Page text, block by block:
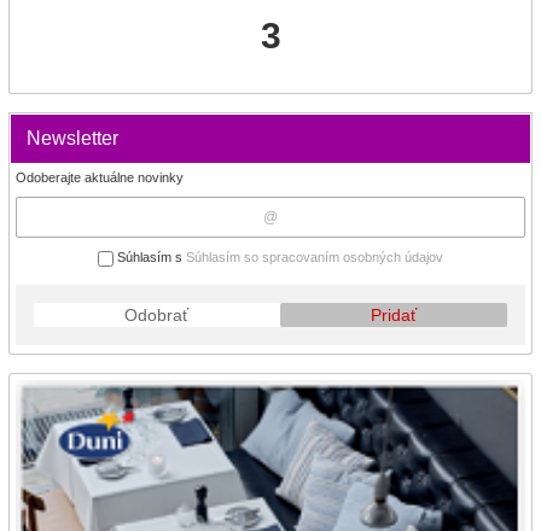
3
Newsletter
Odoberajte aktuálne novinky
Súhlasím s Súhlasím so spracovaním osobných údajov
Odobrať Pridať